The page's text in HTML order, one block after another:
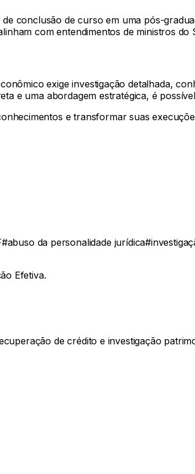
conclusão de curso em uma pós-
com entendimentos de ministros do
exige investigação detalhada,
e uma abordagem estratégica, é
e transformar suas
#abuso da personalidade jurídica#
Efetiva.
de crédito e investigação